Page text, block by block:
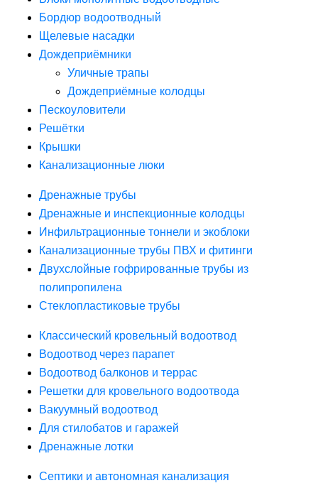
Бордюр водоотводный
Щелевые насадки
Дождеприёмники
Уличные трапы
Дождеприёмные колодцы
Пескоуловители
Решётки
Крышки
Канализационные люки
Дренажные трубы
Дренажные и инспекционные колодцы
Инфильтрационные тоннели и экоблоки
Канализационные трубы ПВХ и фитинги
Двухслойные гофрированные трубы из
полипропилена
Стеклопластиковые трубы
Классический кровельный водоотвод
Водоотвод через парапет
Водоотвод балконов и террас
Решетки для кровельного водоотвода
Вакуумный водоотвод
Для стилобатов и гаражей
Дренажные лотки
Септики и автономная канализация